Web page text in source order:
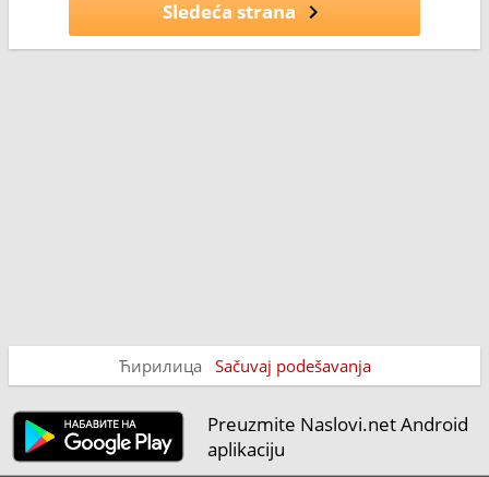
Sledeća strana
Ћирилица Sačuvaj podešavanja
Preuzmite Naslovi.net Android
aplikaciju